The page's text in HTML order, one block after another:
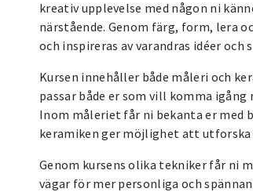
kreativ upplevelse med någon ni
närstående. Genom färg, form, lera
och inspireras av varandras idéer och
Kursen innehåller både måleri och
passar både er som vill komma
Inom måleriet får ni bekanta er med
keramiken ger möjlighet att utforska
Genom kursens olika tekniker får ni
vägar för mer personliga och